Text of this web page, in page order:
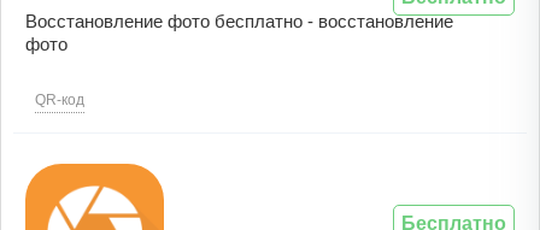
Восстановление фото бесплатно - восстановление
фото
QR-код
Бесплатно